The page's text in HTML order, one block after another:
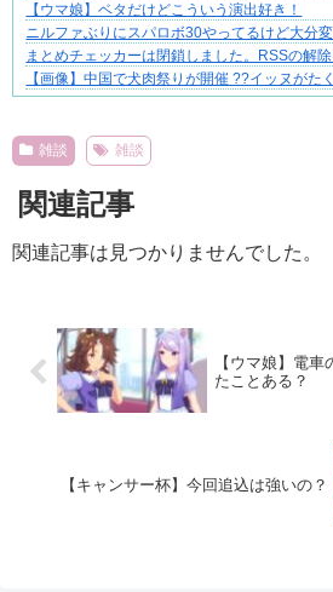
【ウマ娘】ベタだけどこういう演出好き！
ニルファぶりにスパロボ30やってるけど大分
まとめチェッカーは閉鎖しました。RSSの解除
【画像】中国で犬肉祭りが開催 ??イッヌがた
雑談 雑談
関連記事
関連記事は見つかりませんでした。
【ウマ娘】電
たことある？
【キャンサー杯】今回追込は強いの？